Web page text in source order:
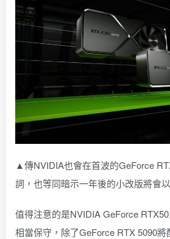
▲傳NVIDIA也會在首波的GeForce
詞，也等同暗示一年後的小改版將會
值得注意的是NVIDIA GeForce
相當保守，除了GeForce RTX 5090